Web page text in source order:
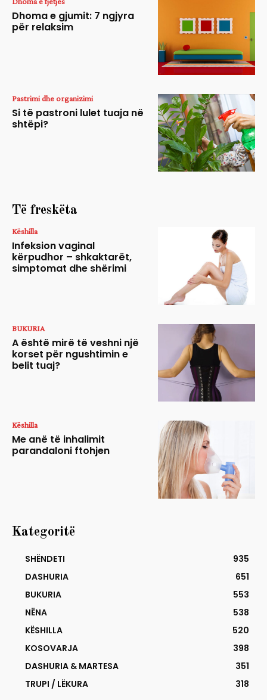
Dhoma e gjumit: 7 ngjyra
për relaksim
Pastrimi dhe organizimi
Si të pastroni lulet tuaja në
shtëpi?
Të freskëta
Këshilla
Infeksion vaginal
kërpudhor – shkaktarët,
simptomat dhe shërimi
BUKURIA
A është mirë të veshni një
korset për ngushtimin e
belit tuaj?
Këshilla
Me anë të inhalimit
parandaloni ftohjen
Kategoritë
SHËNDETI
935
DASHURIA
651
BUKURIA
553
NËNA
538
KËSHILLA
520
KOSOVARJA
398
DASHURIA & MARTESA
351
TRUPI / LËKURA
318